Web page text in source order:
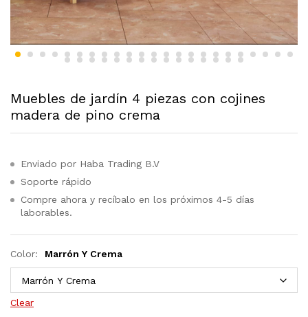
Muebles de jardín 4 piezas con cojines
madera de pino crema
Enviado por Haba Trading B.V
Soporte rápido
Compre ahora y recíbalo en los próximos 4-5 días
laborables.
Color: Marrón Y Crema
Clear